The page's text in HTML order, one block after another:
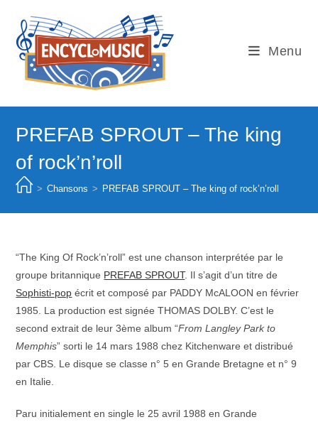
content
Menu
PREFAB SPROUT – The king
of rock’n’roll
> Chansons > PREFAB SPROUT – The king of rock’n’roll
“The King Of Rock’n’roll” est une chanson interprétée par le
groupe britannique PREFAB SPROUT. Il s’agit d’un titre de
Sophisti-pop écrit et composé par PADDY McALOON en février
1985. La production est signée THOMAS DOLBY. C’est le
second extrait de leur 3ème album “From Langley Park to
Memphis” sorti le 14 mars 1988 chez Kitchenware et distribué
par CBS. Le disque se classe n° 5 en Grande Bretagne et n° 9
en Italie.
Paru initialement en single le 25 avril 1988 en Grande